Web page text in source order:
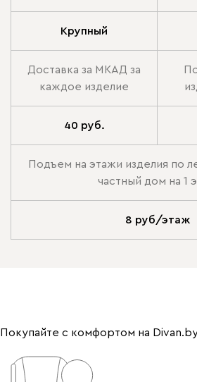
Крупный
Доставка за МКАД за
каждое изделие
40 руб.
Подъем на этажи изделия по
частный дом на 1
8 руб/этаж
Покупайте с комфортом на